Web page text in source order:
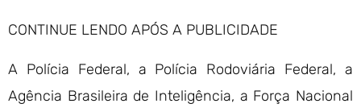
CONTINUE LENDO APÓS A PUBLICIDADE
A Polícia Federal, a Polícia Rodoviária Federal, a
Agência Brasileira de Inteligência, a Força Nacional